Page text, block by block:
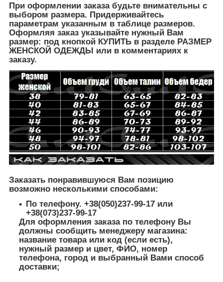
При оформлении заказа будьте внимательны с
выбором размера. Придерживайтесь
параметрам указанным в таблице размеров.
Оформляя заказ указывайте нужный Вам
размер: под кнопкой КУПИТЬ в разделе РАЗМЕР
ЖЕНСКОЙ ОДЕЖДЫ или в комментариях к
заказу.
Заказать понравившуюся Вам позицию
возможно несколькими способами:
По телефону. +38(050)237-99-17 или
+38(073)237-99-17
Для оформления заказа по телефону Вы
должны сообщить менеджеру магазина:
название товара или код (если есть),
нужный размер и цвет, ФИО, номер
телефона, город и выбранный Вами способ
доставки;